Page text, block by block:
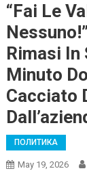
“Fai Le
Rimasi In
Minuto
Cacciato
ПОЛИТИКА
May 19, 2026